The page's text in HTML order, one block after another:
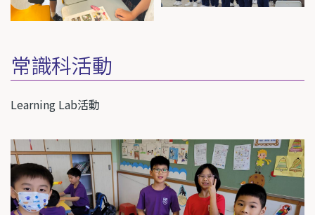
常識科活動
Learning Lab活動